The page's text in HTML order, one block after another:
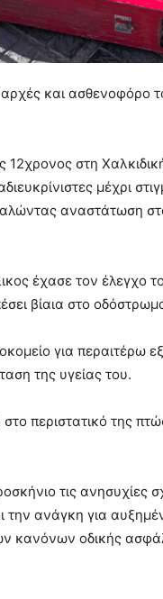
και ασθενοφόρο
12χρονος στη
μέχρι
αναστάτωση
έχασε τον έλεγχο
βίαια στο
για περαιτέρω
της υγείας του.
περιστατικό της
τις ανησυχίες
την ανάγκη για
κανόνων οδικής